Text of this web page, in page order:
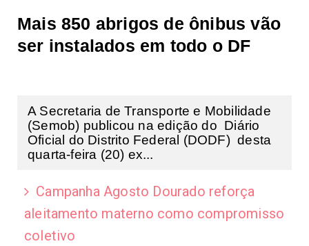
Mais 850 abrigos de ônibus vão
ser instalados em todo o DF
A Secretaria de Transporte e Mobilidade
(Semob) publicou na edição do Diário
Oficial do Distrito Federal (DODF) desta
quarta-feira (20) ex...
Campanha Agosto Dourado reforça
aleitamento materno como compromisso
coletivo